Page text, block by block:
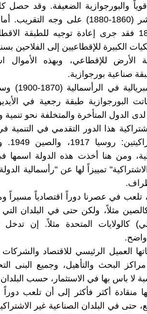
والبورجوازية الضعيفة. وقد
الأخير للقرن التاسع عشر (1860-1880) على
إصلاح ميجي 1867-1882 فقد جرى إعادة توجيه
الكبيرة للإقطاعيين إلى الفلاحين
الأرض للإقطاعي، وبهذه الأموال
صناعية بورجوازية.
ومع تطور
البورجوازية طبقة رجعية في
الدول المتأخرة والمتخلفة نحو
هذا الدور التقدمي في
عبر
ومن هنا أخذت هذه الدولة اسمها
تمييزاً لها عن "رأسمالية
تلعب في عصرنا دوراً اقتصادياً مسيراً
كالصين مثلاً، ولكن حتى في البلدان
كالولايات المتحدة مثلاً. إن
واضح.
العميل الرئيسي للاقتصاد والشركات
البحث والتأهيل، وجميع البنى
لا باس بها في الاستثمار، حسب
منقادة أكثر فأكثر إلى أن تلعب
حتى في البلدان الصناعية غير